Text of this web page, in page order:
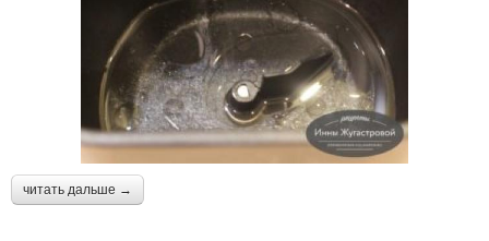
читать дальше →